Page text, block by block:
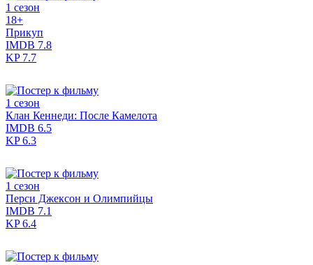
1 сезон
18+
Прикуп
IMDB 7.8
KP7.7
1 сезон
Клан Кеннеди: После Камелота
IMDB 6.5
KP6.3
1 сезон
Перси Джексон и Олимпийцы
IMDB 7.1
KP6.4